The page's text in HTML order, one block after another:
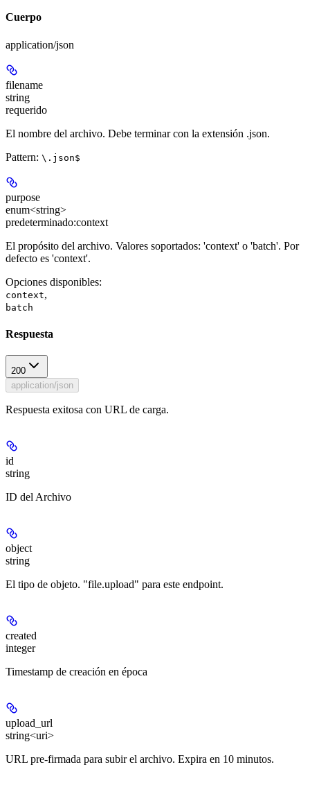
Cuerpo
application/json
filename
string
requerido
El nombre del archivo. Debe terminar con la extensión .json.
Pattern: \.json$
purpose
enum<string>
predeterminado:context
El propósito del archivo. Valores soportados: 'context' o 'batch'. Por
defecto es 'context'.
Opciones disponibles:
context,
batch
Respuesta
200
application/json
Respuesta exitosa con URL de carga.
id
string
ID del Archivo
object
string
El tipo de objeto. "file.upload" para este endpoint.
created
integer
Timestamp de creación en época
upload_url
string<uri>
URL pre-firmada para subir el archivo. Expira en 10 minutos.